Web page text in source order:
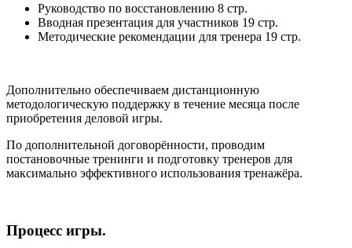
Руководство по восстановлению 8 стр.
Вводная презентация для участников 19 стр.
Методические рекомендации для тренера 19 стр.
Дополнительно обеспечиваем дистанционную
методологическую поддержку в течение месяца после
приобретения деловой игры.
По дополнительной договорённости, проводим
постановочные тренинги и подготовку тренеров для
максимально эффективного использования тренажёра.
Процесс игры.